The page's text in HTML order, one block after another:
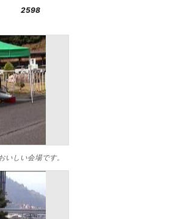
2598
しい会場です。